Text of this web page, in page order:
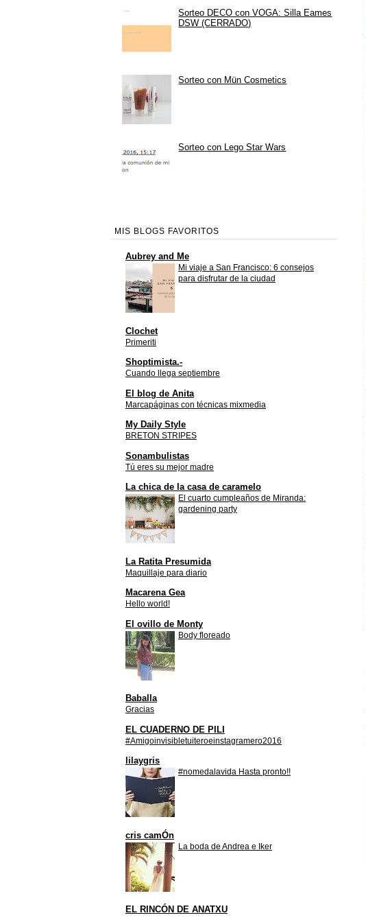
Sorteo DECO con VOGA: Silla Eames
DSW (CERRADO)
Sorteo con Mün Cosmetics
Sorteo con Lego Star Wars
MIS BLOGS FAVORITOS
Aubrey and Me
Mi viaje a San Francisco: 6 consejos
para disfrutar de la ciudad
Clochet
Primeriti
Shoptimista.-
Cuando llega septiembre
El blog de Anita
Marcapáginas con técnicas mixmedia
My Daily Style
BRETON STRIPES
Sonambulistas
Tú eres su mejor madre
La chica de la casa de caramelo
El cuarto cumpleaños de Miranda:
gardening party
La Ratita Presumida
Maquillaje para diario
Macarena Gea
Hello world!
El ovillo de Monty
Body floreado
Baballa
Gracias
EL CUADERNO DE PILI
#Amigoinvisibletuiteroeinstagramero2016
lilaygris
#nomedalavida Hasta pronto!!
cris camÓn
La boda de Andrea e Iker
EL RINCÓN DE ANATXU